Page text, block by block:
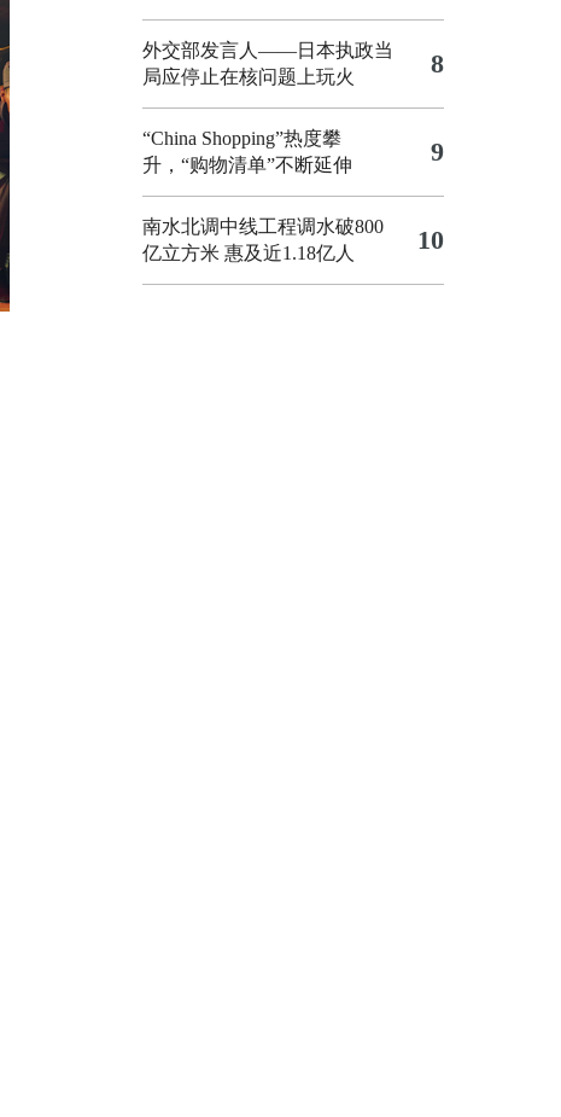
外交部发言人——日本执政当
局应停止在核问题上玩火
8
“China Shopping”热度攀
升，“购物清单”不断延伸
9
南水北调中线工程调水破800
亿立方米 惠及近1.18亿人
10